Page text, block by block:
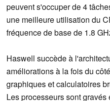
peuvent s'occuper de 4
une meilleure utilisation du
fréquence de base de 1.8
Haswell succède à
améliorations à la fois du
graphiques et calculatoires
Les processeurs sont